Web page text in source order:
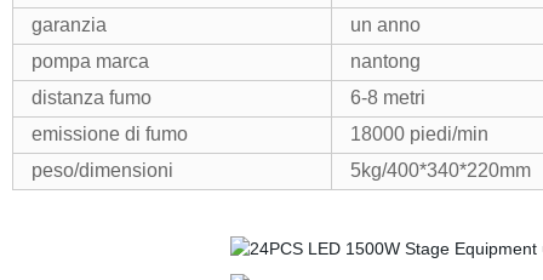
garanzia
un anno
pompa marca
nantong
distanza fumo
6-8 metri
emissione di fumo
18000 piedi/min
peso/dimensioni
5kg/400*340*220mm